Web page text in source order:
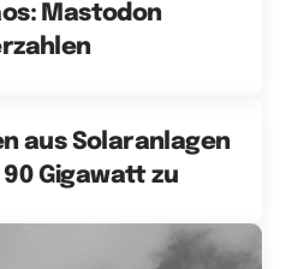
Mastodon
aus Solaranlagen
Gigawatt zu